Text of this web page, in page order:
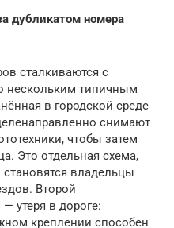
дубликатом номера
сталкиваются с
нескольким типичным
в городской среде
снимают
чтобы затем
Это отдельная схема,
владельцы
Второй
утеря в дороге:
креплении способен